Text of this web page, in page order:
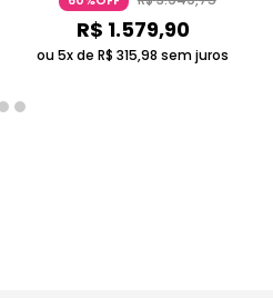
R$ 1.579,90
ou 5x deR$ 315,98 sem juros